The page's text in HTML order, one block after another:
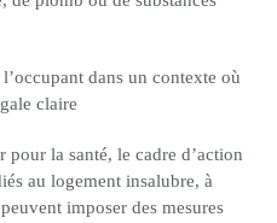
dans un contexte où
claire
pour la santé, le cadre d’action
au logement insalubre, à
imposer des mesures